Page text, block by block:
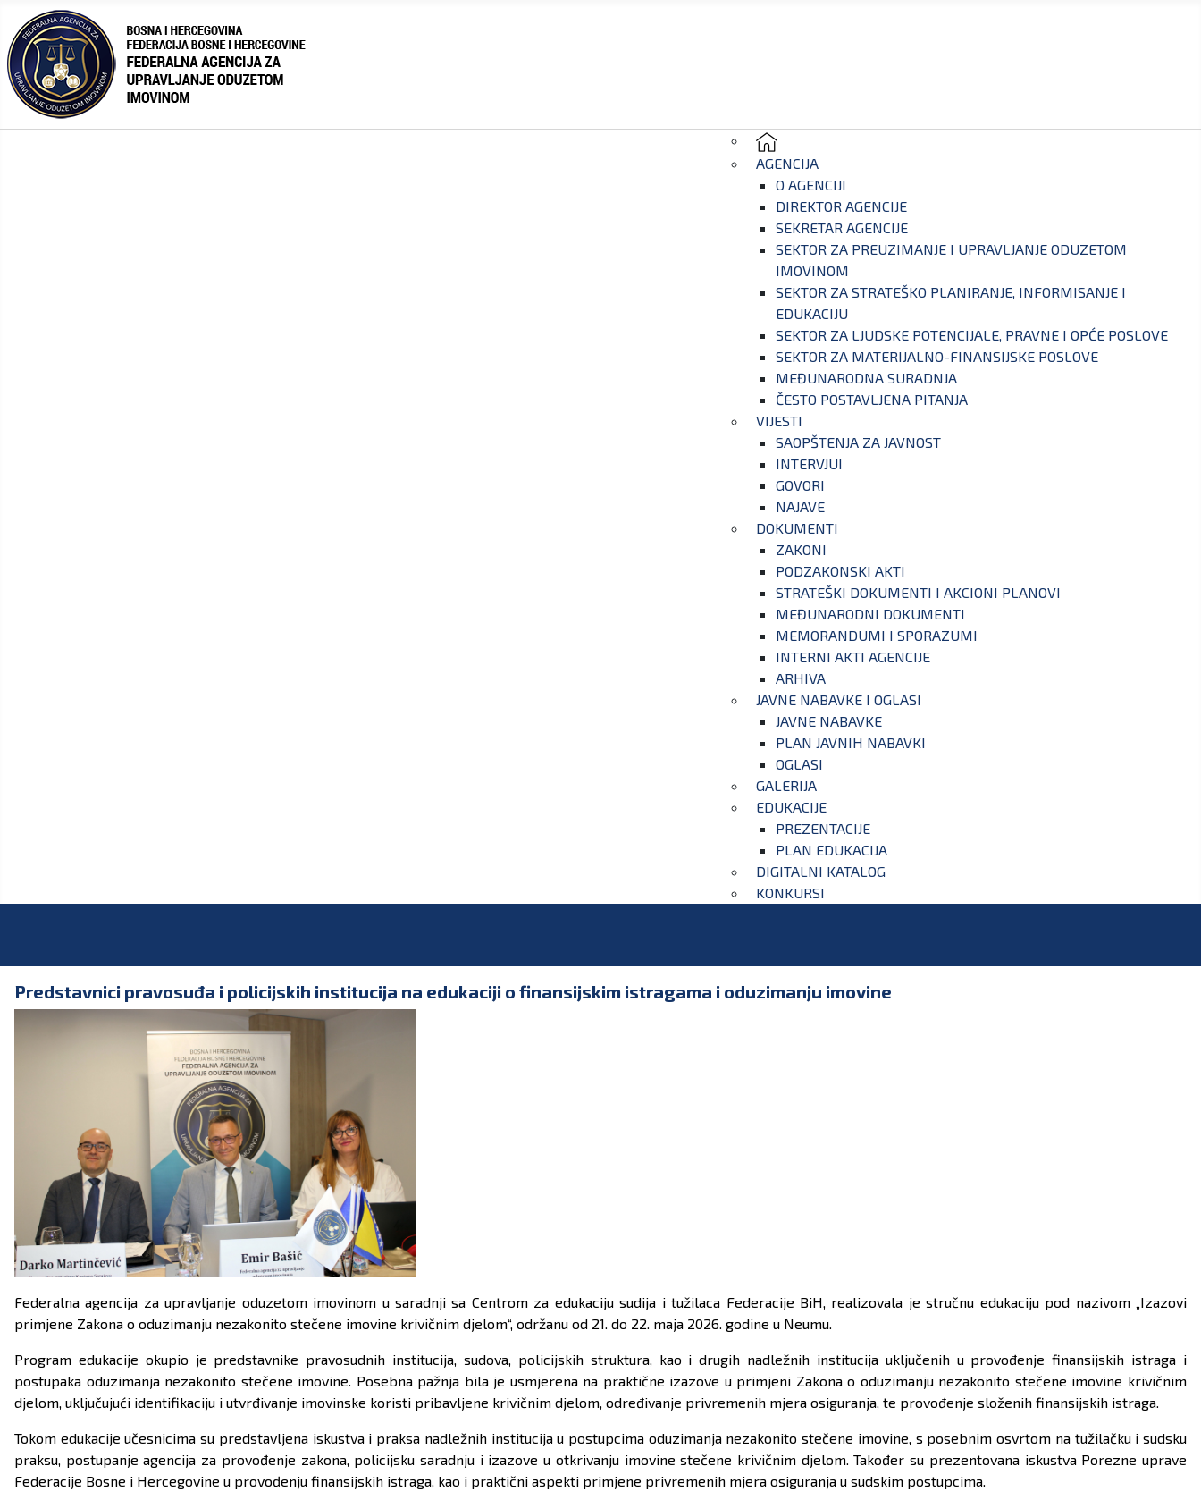
AGENCIJA
O AGENCIJI
DIREKTOR AGENCIJE
SEKRETAR AGENCIJE
SEKTOR ZA PREUZIMANJE I UPRAVLJANJE ODUZETOM
IMOVINOM
SEKTOR ZA STRATEŠKO PLANIRANJE, INFORMISANJE I
EDUKACIJU
SEKTOR ZA LJUDSKE POTENCIJALE, PRAVNE I OPĆE POSLOVE
SEKTOR ZA MATERIJALNO-FINANSIJSKE POSLOVE
MEĐUNARODNA SURADNJA
ČESTO POSTAVLJENA PITANJA
VIJESTI
SAOPŠTENJA ZA JAVNOST
INTERVJUI
GOVORI
NAJAVE
DOKUMENTI
ZAKONI
PODZAKONSKI AKTI
STRATEŠKI DOKUMENTI I AKCIONI PLANOVI
MEĐUNARODNI DOKUMENTI
MEMORANDUMI I SPORAZUMI
INTERNI AKTI AGENCIJE
ARHIVA
JAVNE NABAVKE I OGLASI
JAVNE NABAVKE
PLAN JAVNIH NABAVKI
OGLASI
GALERIJA
EDUKACIJE
PREZENTACIJE
PLAN EDUKACIJA
DIGITALNI KATALOG
KONKURSI
Predstavnici pravosuđa i policijskih institucija na edukaciji o finansijskim istragama i oduzimanju imovine
Federalna agencija za upravljanje oduzetom imovinom u saradnji sa Centrom za edukaciju sudija i tužilaca Federacije BiH, realizovala je stručnu edukaciju pod nazivom „Izazovi
primjene Zakona o oduzimanju nezakonito stečene imovine krivičnim djelom“, održanu od 21. do 22. maja 2026. godine u Neumu.
Program edukacije okupio je predstavnike pravosudnih institucija, sudova, policijskih struktura, kao i drugih nadležnih institucija uključenih u provođenje finansijskih istraga i
postupaka oduzimanja nezakonito stečene imovine. Posebna pažnja bila je usmjerena na praktične izazove u primjeni Zakona o oduzimanju nezakonito stečene imovine krivičnim
djelom, uključujući identifikaciju i utvrđivanje imovinske koristi pribavljene krivičnim djelom, određivanje privremenih mjera osiguranja, te provođenje složenih finansijskih istraga.
Tokom edukacije učesnicima su predstavljena iskustva i praksa nadležnih institucija u postupcima oduzimanja nezakonito stečene imovine, s posebnim osvrtom na tužilačku i sudsku
praksu, postupanje agencija za provođenje zakona, policijsku saradnju i izazove u otkrivanju imovine stečene krivičnim djelom. Također su prezentovana iskustva Porezne uprave
Federacije Bosne i Hercegovine u provođenju finansijskih istraga, kao i praktični aspekti primjene privremenih mjera osiguranja u sudskim postupcima.